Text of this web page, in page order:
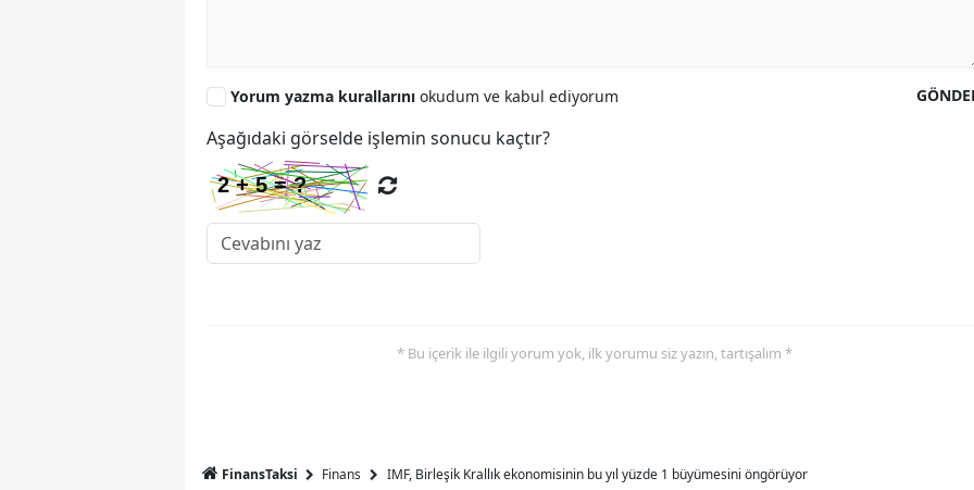
Yorum yazma kurallarını okudum ve kabul ediyorum
Aşağıdaki görselde işlemin sonucu kaçtır?
* Bu içerik ile ilgili yorum yok, ilk yorumu siz yazın, tartışalım *
FinansTaksi Finans IMF, Birleşik Krallık ekonomisinin bu yıl yüzde 1 büyümesini öngörüyor